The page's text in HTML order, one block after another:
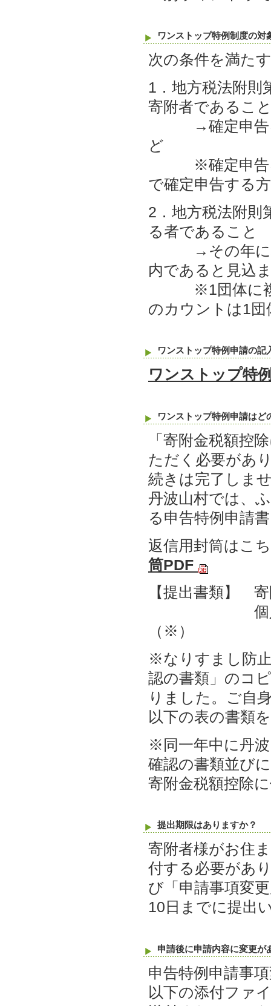
ワンストップ特例制度の対
次の条件を満た
1．地方税法附則
寄附者であるこ
→確定申告を
ど
※確定申告を
で確定申告する
2．地方税法附則
る者であること
→その年にふ
内であると見込
※1団体に複数
のカウントは1
ワンストップ特例申請の記
ワンストップ特
ワンストップ特例申請はど
「寄附金税額控
ただく必要があ
続きは完了しま
丹波山村では、
る申告特例申請
返信用封筒はこ
筒PDF
【提出書類】
個人番号確
（※）
※なりすまし防
認の書類」のコ
りました。ご自
以下の表の書類
※同⼀年中に丹
確認の書類並び
寄附⾦税額控除
提出期限はありますか？
寄附者様がお住
付する必要があ
び「申請事項変
10日までに提出
申請後に申請内容に変更が
申告特例申請事
以下の添付ファ